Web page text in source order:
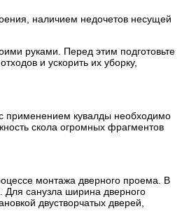
наличием недочетов несущей
руками. Перед этим подготовьте
и ускорить их уборку,
применением кувалды необходимо
скола огромных фрагментов
монтажа дверного проема. В
Для санузла ширина дверного
двустворчатых дверей,